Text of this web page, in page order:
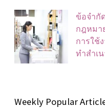
ข้อจํากั
กฎหม
การใช้
ทําสําเ
Weekly Popular